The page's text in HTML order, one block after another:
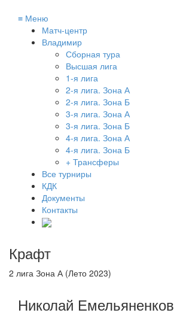
≡ Меню
Матч-центр
Владимир
Сборная тура
Высшая лига
1-я лига
2-я лига. Зона А
2-я лига. Зона Б
3-я лига. Зона А
3-я лига. Зона Б
4-я лига. Зона А
4-я лига. Зона Б
+ Трансферы
Все турниры
КДК
Документы
Контакты
Крафт
2 лига Зона А (Лето 2023)
Николай Емельяненков